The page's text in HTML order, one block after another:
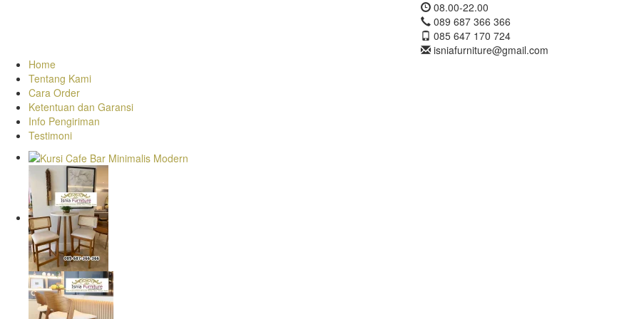
08.00-22.00
089 687 366 366
085 647 170 724
isniafurniture@gmail.com
Home
Tentang Kami
Cara Order
Ketentuan dan Garansi
Info Pengiriman
Testimoni